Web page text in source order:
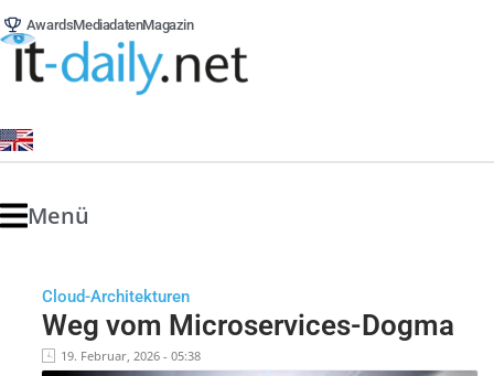
AwardsMediadatenMagazin
Menü
Cloud-Architekturen
Weg vom Microservices-Dogma
19. Februar, 2026 - 05:38